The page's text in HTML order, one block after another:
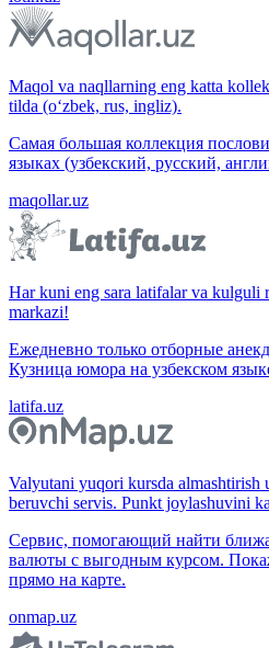
Maqol va naqllarning eng katta
tilda (o‘zbek, rus, ingliz).
Самая большая коллекция
языках (узбекский, русский,
maqollar.uz
Har kuni eng sara latifalar va kulguli
markazi!
Ежедневно только отборные
Кузница юмора на узбекском
latifa.uz
Valyutani yuqori kursda
beruvchi servis. Punkt joylashuvini
Сервис, помогающий найти
валюты с выгодным курсом.
прямо на карте.
onmap.uz